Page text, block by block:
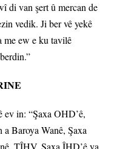
di van şert û mercan de
vedik. Ji ber vê yekê
me ew e ku tavilê
ev in: “Şaxa OHD’ê,
Baroya Wanê, Şaxa
TÎHV, Şaxa ÎHD’ê ya